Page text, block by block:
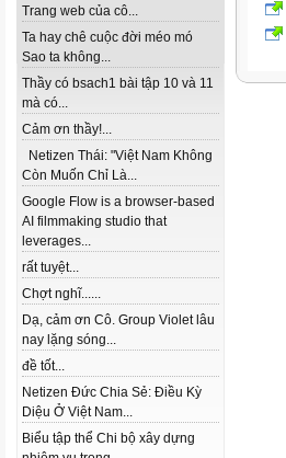
Trang web của cô...
Ta hay chê cuộc đời méo mó
Sao ta không...
Thầy có bsach1 bài tập 10 và 11
mà có...
Cảm ơn thầy!...
Netizen Thái: "Việt Nam Không
Còn Muốn Chỉ Là...
Google Flow is a browser-based
AI filmmaking studio that
leverages...
rất tuyệt...
Chợt nghĩ......
Dạ, cảm ơn Cô. Group Violet lâu
nay lặng sóng...
đề tốt...
Netizen Đức Chia Sẻ: Điều Kỳ
Diệu Ở Việt Nam...
Biểu tập thể Chi bộ xây dựng